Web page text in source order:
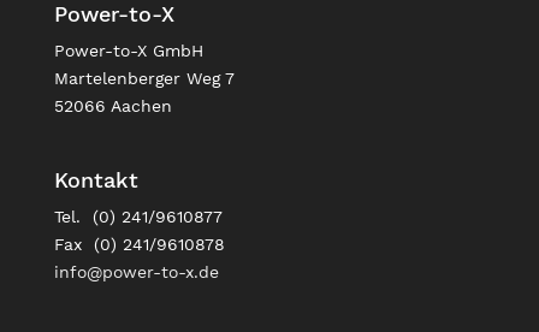
Power-to-X
Power-to-X GmbH
Martelenberger Weg 7
52066 Aachen
Kontakt
Tel. (0) 241/9610877
Fax (0) 241/9610878
info@power-to-x.de